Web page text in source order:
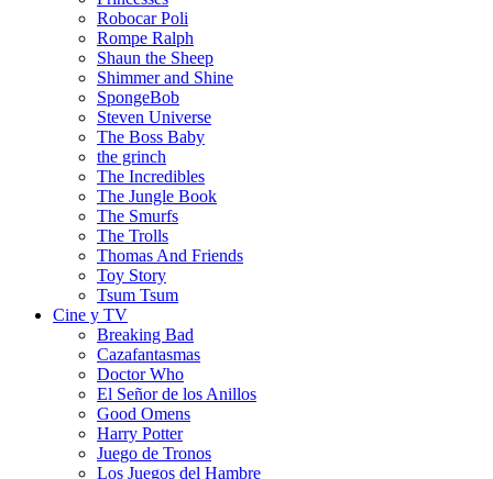
Robocar Poli
Rompe Ralph
Shaun the Sheep
Shimmer and Shine
SpongeBob
Steven Universe
The Boss Baby
the grinch
The Incredibles
The Jungle Book
The Smurfs
The Trolls
Thomas And Friends
Toy Story
Tsum Tsum
Cine y TV
Breaking Bad
Cazafantasmas
Doctor Who
El Señor de los Anillos
Good Omens
Harry Potter
Juego de Tronos
Los Juegos del Hambre